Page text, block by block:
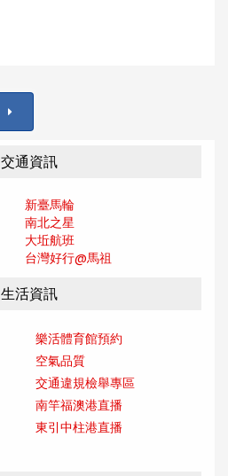
交通資訊
新臺馬輪
南北之星
大坵航班
台灣好行@馬祖
生活資訊
樂活體育館預約
空氣品質
交通違規檢舉專區
南竿福澳港直播
東引中柱港直播